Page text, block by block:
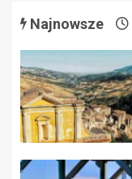
Najnowsze